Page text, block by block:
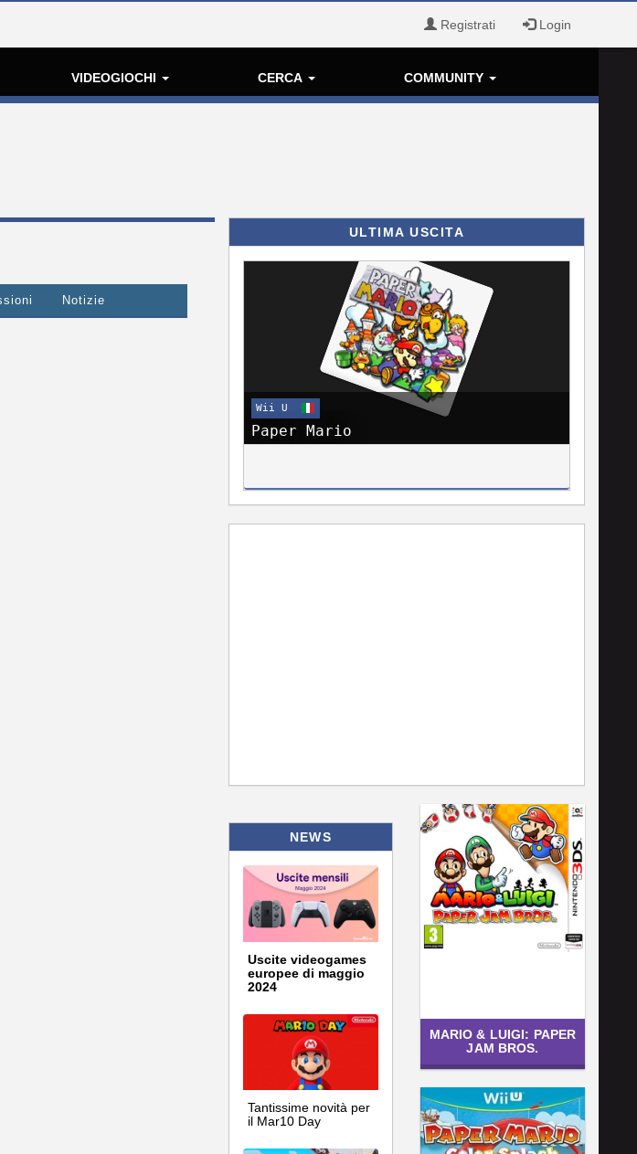
Registrati Login
VIDEOGIOCHI CERCA COMMUNITY
Notizie
ULTIMA USCITA
Wii U
Paper Mario
NEWS
Uscite videogames
europee di maggio
2024
Tantissime novità per
il Mar10 Day
MARIO & LUIGI: PAPER
JAM BROS.